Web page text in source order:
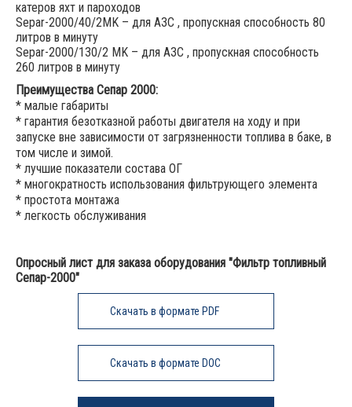
катеров яхт и пароходов
Separ-2000/40/2MK – для АЗС , пропускная способность 80
литров в минуту
Separ-2000/130/2 MK – для АЗС , пропускная способность
260 литров в минуту
Преимущества Сепар 2000:
* малые габариты
* гарантия безотказной работы двигателя на ходу и при
запуске вне зависимости от загрязненности топлива в баке, в
том числе и зимой.
* лучшие показатели состава ОГ
* многократность использования фильтрующего элемента
* простота монтажа
* легкость обслуживания
Опросный лист для заказа оборудования "Фильтр топливный
Сепар-2000"
Скачать в формате PDF
Скачать в формате DOC